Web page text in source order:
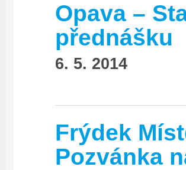
Opava –
přednášku
6. 5. 2014
Frýdek
Pozvánka